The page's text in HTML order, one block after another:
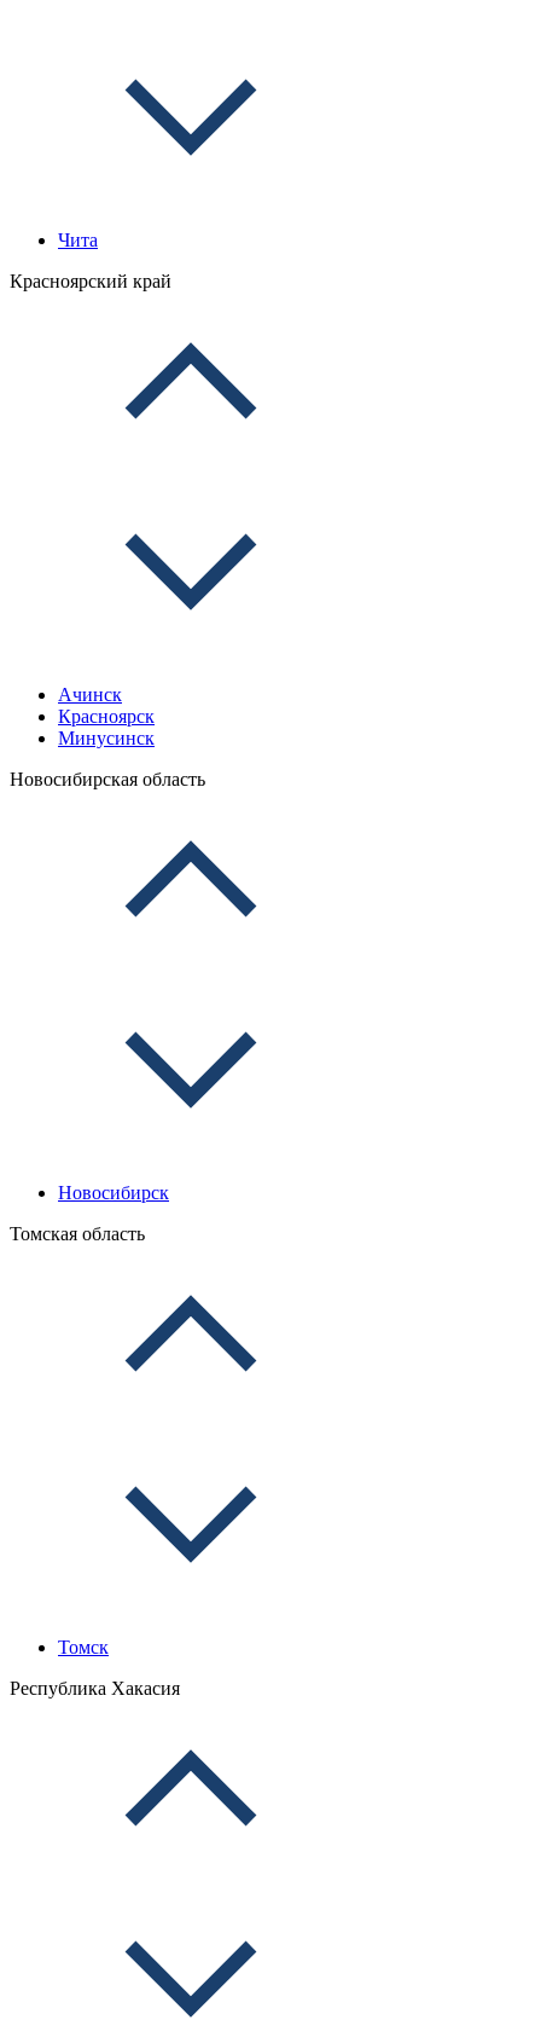
Чита
Красноярский край
Ачинск
Красноярск
Минусинск
Новосибирская область
Новосибирск
Томская область
Томск
Республика Хакасия